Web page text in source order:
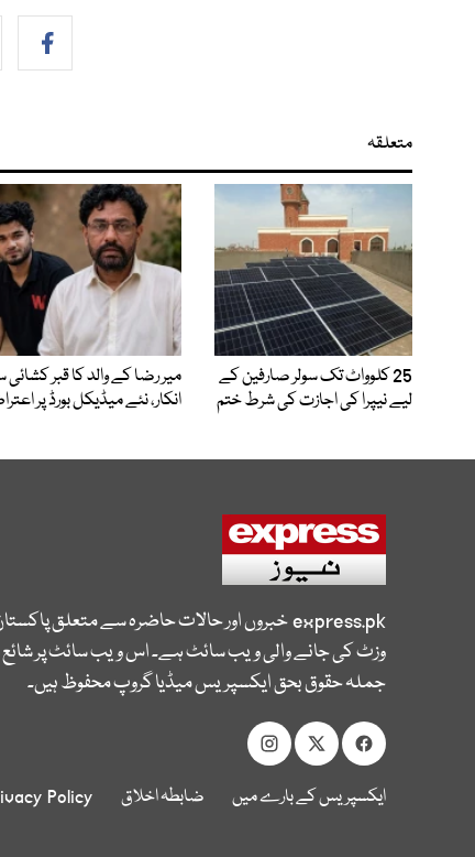
متعلقہ
25 کلوواٹ تک سولر صارفین کے
لیے نیپرا کی اجازت کی شرط ختم
میر رضا کے والد کا قبر
انکار، نئے میڈیکل بورڈ پر
express.pkخبروں اور حالات حاضرہ سے متعلق
وزٹ کی جانے والی ویب سائٹ ہے۔ اس ویب سائٹ پر شائع
جملہ حقوق بحق ایکسپریس میڈیا گروپ محفوظ ہیں۔
ایکسپریس کے بارے میں ضابطہ اخلاق Policy